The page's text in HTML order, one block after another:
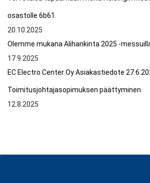
osastolle 6b61.
20.10.2025
Olemme mukana Alihankinta 2025 -
17.9.2025
EC Electro Center Oy Asiakastiedote
Toimitusjohtajasopimuksen päättyminen
12.8.2025